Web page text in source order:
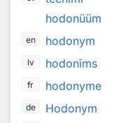
hodonüüm
en hodonym
lv hodonīms
fr hodonyme
de Hodonym